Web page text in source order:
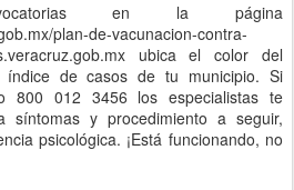
en la página
plan-de-vacunacion-contra-
ubica el color del
índice de casos de tu municipio. Si
800 012 3456 los especialistas te
síntomas y procedimiento a seguir,
psicológica. ¡Está funcionando, no